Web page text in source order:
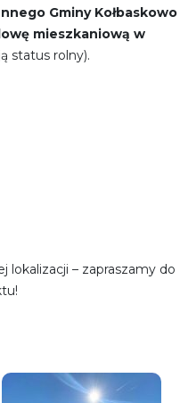
Gminy Kołbaskowo
mieszkaniową w
status rolny).
lokalizacji – zapraszamy do